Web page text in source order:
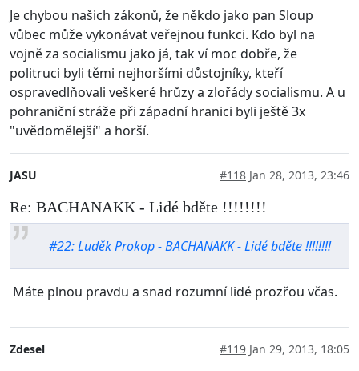
Je chybou našich zákonů, že někdo jako pan Sloup
vůbec může vykonávat veřejnou funkci. Kdo byl na
vojně za socialismu jako já, tak ví moc dobře, že
politruci byli těmi nejhoršími důstojníky, kteří
ospravedlňovali veškeré hrůzy a zlořády socialismu. A u
pohraniční stráže při západní hranici byli ještě 3x
"uvědomělejší" a horší.
JASU #118 Jan 28, 2013, 23:46
Re: BACHANAKK - Lidé bděte !!!!!!!!
#22: Luděk Prokop - BACHANAKK - Lidé bděte !!!!!!!!
Máte plnou pravdu a snad rozumní lidé prozřou včas.
Zdesel #119 Jan 29, 2013, 18:05